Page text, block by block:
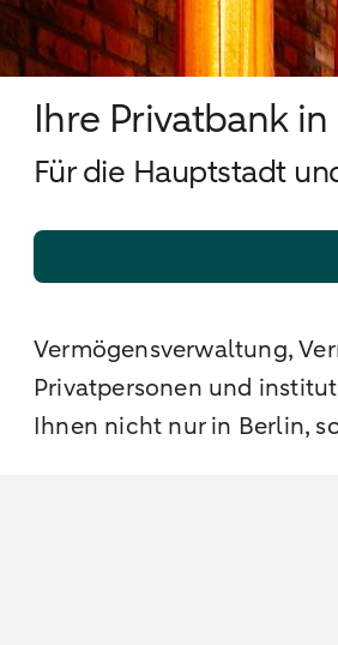
Ihre Privatbank
Für die Hauptstadt
Vermögensverwaltung,
Privatpersonen und
Ihnen nicht nur in Berlin,